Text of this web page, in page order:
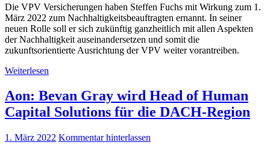
Die VPV Versicherungen haben Steffen Fuchs mit Wirkung zum 1.
März 2022 zum Nachhaltigkeitsbeauftragten ernannt. In seiner
neuen Rolle soll er sich zukünftig ganzheitlich mit allen Aspekten
der Nachhaltigkeit auseinandersetzen und somit die
zukunftsorientierte Ausrichtung der VPV weiter vorantreiben.
Weiterlesen
Aon: Bevan Gray wird Head of Human
Capital Solutions für die DACH-Region
1. März 2022 Kommentar hinterlassen